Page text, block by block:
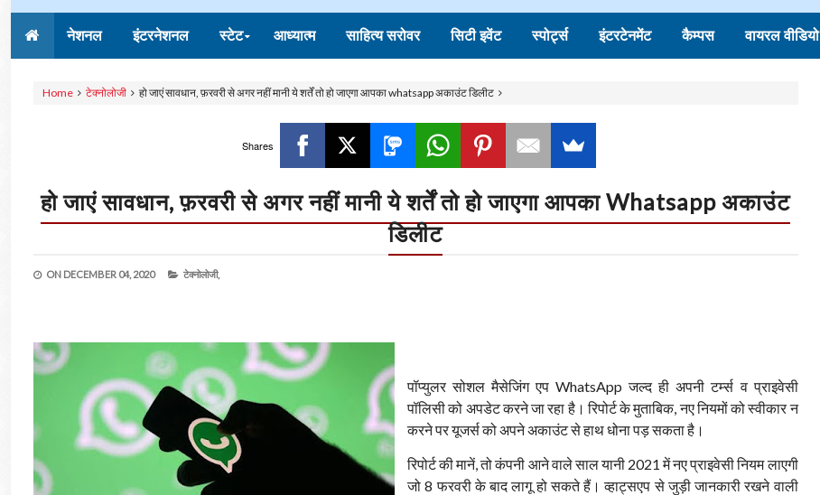
नेशनल इंटरनेशनल स्टेट आध्यात्म साहित्य सरोवर सिटी इवेंट स्पोर्ट्स इंटरटेनमेंट कैम्पस वायरल वीडियो
Home टेक्नोलोजी हो जाएं सावधान, फ़रवरी से अगर नहीं मानी ये शर्तें तो हो जाएगा आपका whatsapp अकाउंट डिलीट
Shares
हो जाएं सावधान, फ़रवरी से अगर नहीं मानी ये शर्तें तो हो जाएगा आपका Whatsapp अकाउंट
डिलीट
ON DECEMBER 04, 2020 टेक्नोलोजी,
पॉप्युलर सोशल मैसेजिंग एप WhatsApp जल्द ही अपनी टर्म्स व प्राइवेसी
पॉलिसी को अपडेट करने जा रहा है। रिपोर्ट के मुताबिक, नए नियमों को स्वीकार न
करने पर यूजर्स को अपने अकाउंट से हाथ धोना पड़ सकता है।
रिपोर्ट की मानें, तो कंपनी आने वाले साल यानी 2021 में नए प्राइवेसी नियम लाएगी
जो 8 फरवरी के बाद लागू हो सकते हैं। व्हाट्सएप से जुड़ी जानकारी रखने वाली